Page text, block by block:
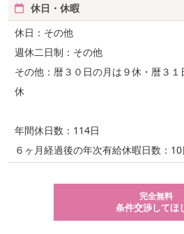
休日・休暇
休日：その他
週休二日制：その他
その他：暦３０日の月は９休・暦３
休
年間休日数：114日
６ヶ月経過後の年次有給休暇日数：10
完全無料
条件交渉してほ